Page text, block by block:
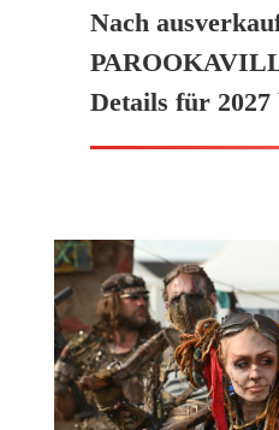
Nach
Details für 2027